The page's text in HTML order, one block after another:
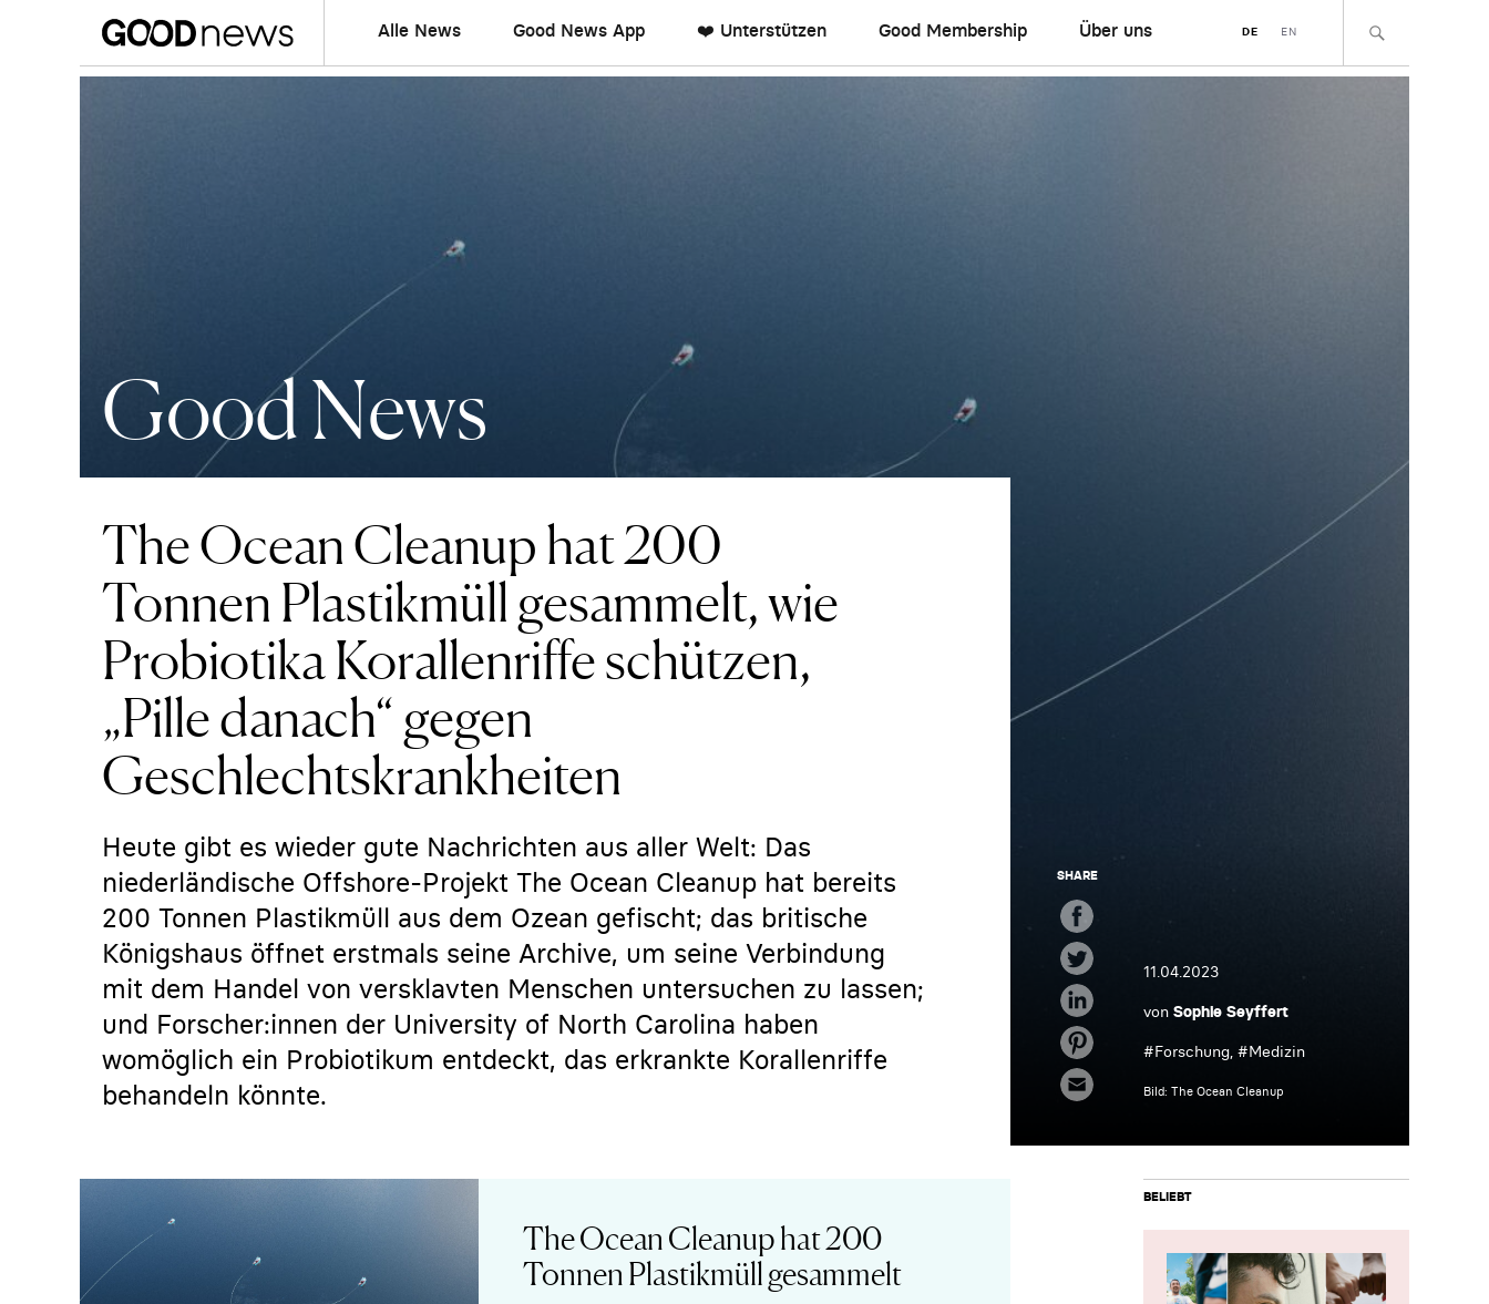
Alle News Good News App ❤️ Unterstützen Good Membership Über uns DE EN
Good News
The Ocean Cleanup hat 200
Tonnen Plastikmüll gesammelt, wie
Probiotika Korallenriffe schützen,
„Pille danach“ gegen
Geschlechtskrankheiten
Heute gibt es wieder gute Nachrichten aus aller Welt: Das
niederländische Offshore-Projekt The Ocean Cleanup hat bereits
200 Tonnen Plastikmüll aus dem Ozean gefischt; das britische
Königshaus öffnet erstmals seine Archive, um seine Verbindung
mit dem Handel von versklavten Menschen untersuchen zu lassen;
und Forscher:innen der University of North Carolina haben
womöglich ein Probiotikum entdeckt, das erkrankte Korallenriffe
behandeln könnte.
SHARE
11.04.2023
von Sophie Seyffert
#Forschung, #Medizin
Bild: The Ocean Cleanup
The Ocean Cleanup hat 200
Tonnen Plastikmüll gesammelt
BELIEBT